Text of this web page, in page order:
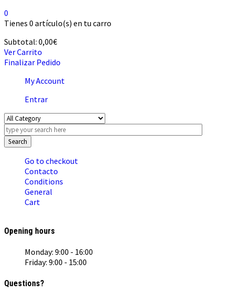
0
Tienes 0 artículo(s) en tu carro
Subtotal: 0,00€
Ver Carrito
Finalizar Pedido
My Account
Entrar
Search
Go to checkout
Contacto
Conditions
General
Cart
Opening hours
Monday: 9:00 - 16:00
Friday: 9:00 - 15:00
Questions?